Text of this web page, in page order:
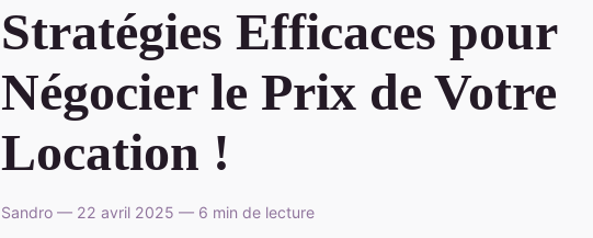
Stratégies Efficaces pour
Négocier le Prix de Votre
Location !
Sandro — 22 avril 2025 — 6 min de lecture